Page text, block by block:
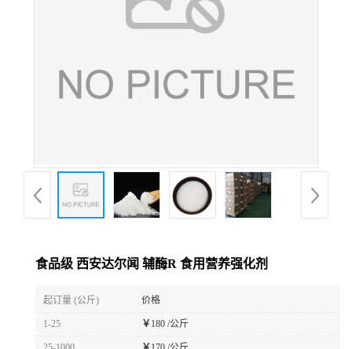
厅食品级 西安达尔闻 辅酶R 食用营养强化剂
起订量 (公斤) 价格
1-25 ￥ 180 /公斤